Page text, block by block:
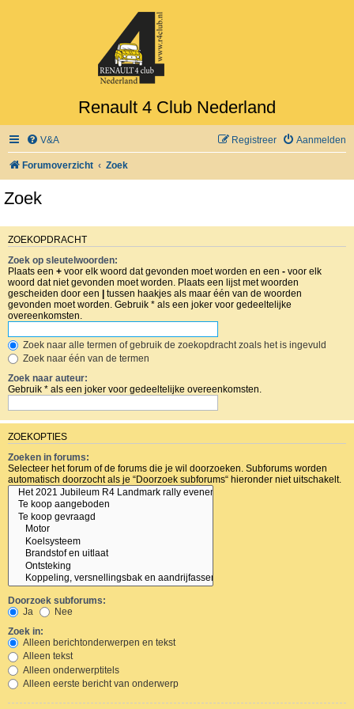
Renault 4 Club Nederland
V&A Aanmelden
Registreer
Forumoverzicht Zoek
Zoek
ZOEKOPDRACHT
Zoek op sleutelwoorden:
Plaats een + voor elk woord dat gevonden moet worden en een - voor elk
woord dat niet gevonden moet worden. Plaats een lijst met woorden
gescheiden door een | tussen haakjes als maar één van de woorden
gevonden moet worden. Gebruik * als een joker voor gedeeltelijke
overeenkomsten.
Zoek naar alle termen of gebruik de zoekopdracht zoals het is ingevuld
Zoek naar één van de termen
Zoek naar auteur:
Gebruik * als een joker voor gedeeltelijke overeenkomsten.
ZOEKOPTIES
Zoeken in forums:
Selecteer het forum of de forums die je wil doorzoeken. Subforums worden
automatisch doorzocht als je “Doorzoek subforums“ hieronder niet uitschakelt.
Doorzoek subforums:
Ja
Nee
Zoek in:
Alleen berichtonderwerpen en tekst
Alleen tekst
Alleen onderwerptitels
Alleen eerste bericht van onderwerp